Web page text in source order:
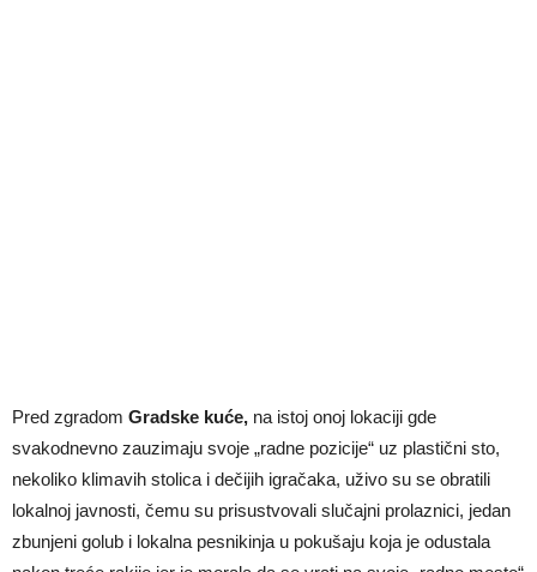
Pred zgradom Gradske kuće, na istoj onoj lokaciji gde
svakodnevno zauzimaju svoje „radne pozicije“ uz plastični sto,
nekoliko klimavih stolica i dečijih igračaka, uživo su se obratili
lokalnoj javnosti, čemu su prisustvovali slučajni prolaznici, jedan
zbunjeni golub i lokalna pesnikinja u pokušaju koja je odustala